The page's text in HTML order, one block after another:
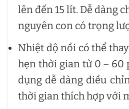
lên đến 15 lít. Dễ dàng
nguyên con có trọng
Nhiệt độ nồi có thể
hẹn thời gian từ 0 – 60
dụng dễ dàng điều
thời gian thích hợp với